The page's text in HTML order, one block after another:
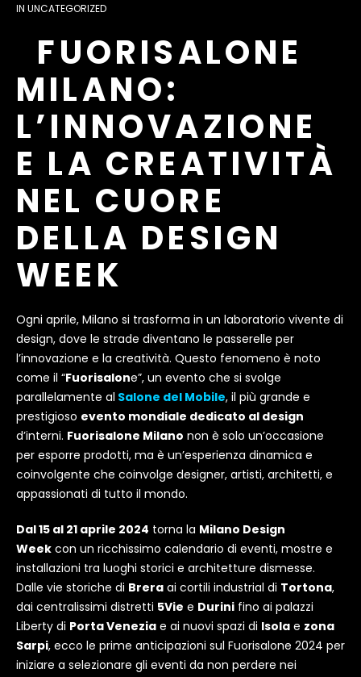
IN UNCATEGORIZED
FUORISALONE
MILANO:
L’INNOVAZIONE
E LA CREATIVITÀ
NEL CUORE
DELLA DESIGN
WEEK
Ogni aprile, Milano si trasforma in un laboratorio vivente di
design, dove le strade diventano le passerelle per
l’innovazione e la creatività. Questo fenomeno è noto
come il “Fuorisalone”, un evento che si svolge
parallelamente al Salone del Mobile, il più grande e
prestigioso evento mondiale dedicato al design
d’interni. Fuorisalone Milano non è solo un’occasione
per esporre prodotti, ma è un’esperienza dinamica e
coinvolgente che coinvolge designer, artisti, architetti, e
appassionati di tutto il mondo.
Dal 15 al 21 aprile 2024 torna la Milano Design
Week con un ricchissimo calendario di eventi, mostre e
installazioni tra luoghi storici e architetture dismesse.
Dalle vie storiche di Brera ai cortili industrial di Tortona,
dai centralissimi distretti 5Vie e Durini fino ai palazzi
Liberty di Porta Venezia e ai nuovi spazi di Isola e zona
Sarpi, ecco le prime anticipazioni sul Fuorisalone 2024 per
iniziare a selezionare gli eventi da non perdere nei